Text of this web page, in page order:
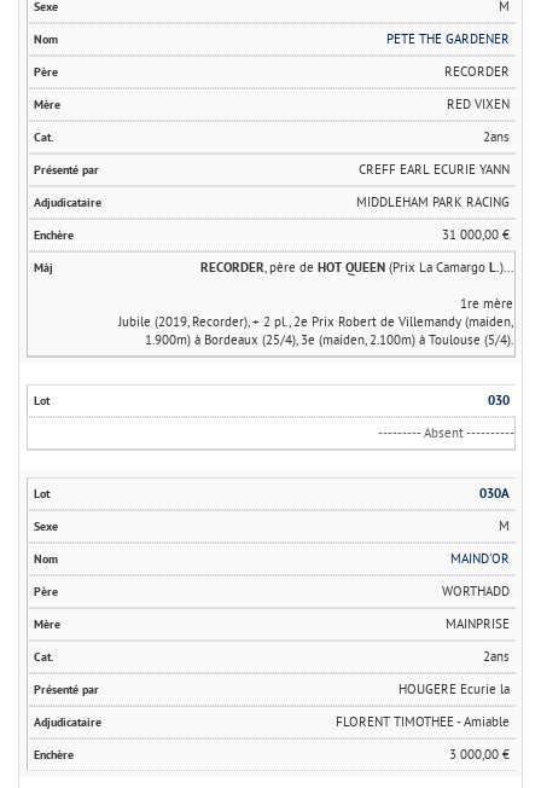
M
PETE THE GARDENER
RECORDER
RED VIXEN
2ans
CREFF EARL ECURIE YANN
MIDDLEHAM PARK RACING
31 000,00 €
RECORDER , père deHOT QUEEN (Prix La CamargoL.)...
1re mère
Jubile (2019, Recorder), + 2 pl., 2e Prix Robert de Villemandy (maiden,
1.900m) à Bordeaux (25/4), 3e (maiden, 2.100m) à Toulouse (5/4).
030
--------- Absent ----------
030A
M
MAIND'OR
WORTHADD
MAINPRISE
2ans
HOUGERE Ecurie la
FLORENT TIMOTHEE - Amiable
3 000,00 €